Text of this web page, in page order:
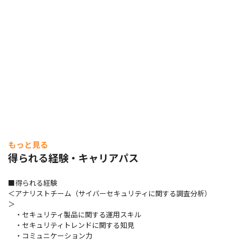
09:00～　 朝礼、メール確認
10:00～　構築PJ週次定例会
12:00～　お昼休憩
13:00～　設計資料作成
16:00～　構築作業
18:00～　業務終了
もっと見る
得られる経験・キャリアパス
■得られる経験
＜アナリストチーム（サイバーセキュリティに関する調査分析）
＞
・セキュリティ製品に関する運用スキル
・セキュリティトレンドに関する知見
・コミュニケーション力